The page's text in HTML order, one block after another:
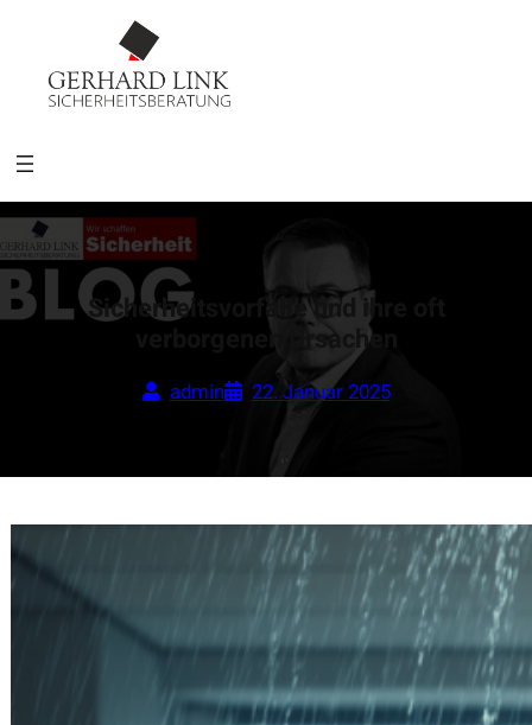
Sicherheitsvorfälle und ihre oft
verborgenen Ursachen
admin 22. Januar 2025